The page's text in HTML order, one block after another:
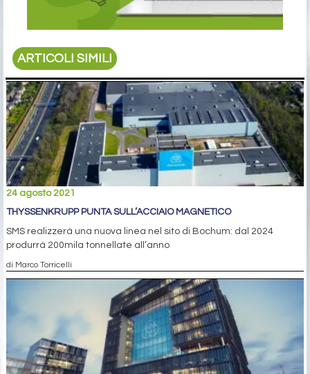
ARTICOLI SIMILI
24 agosto 2021
THYSSENKRUPP PUNTA SULL’ACCIAIO MAGNETICO
SMS realizzerà una nuova linea nel sito di Bochum: dal 2024
produrrà 200mila tonnellate all’anno
di Marco Torricelli